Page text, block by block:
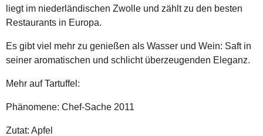
liegt im niederländischen Zwolle und zählt zu den besten
Restaurants in Europa.
Es gibt viel mehr zu genießen als Wasser und Wein: Saft in
seiner aromatischen und schlicht überzeugenden Eleganz.
Mehr auf Tartuffel:
Phänomene: Chef-Sache 2011
Zutat: Apfel